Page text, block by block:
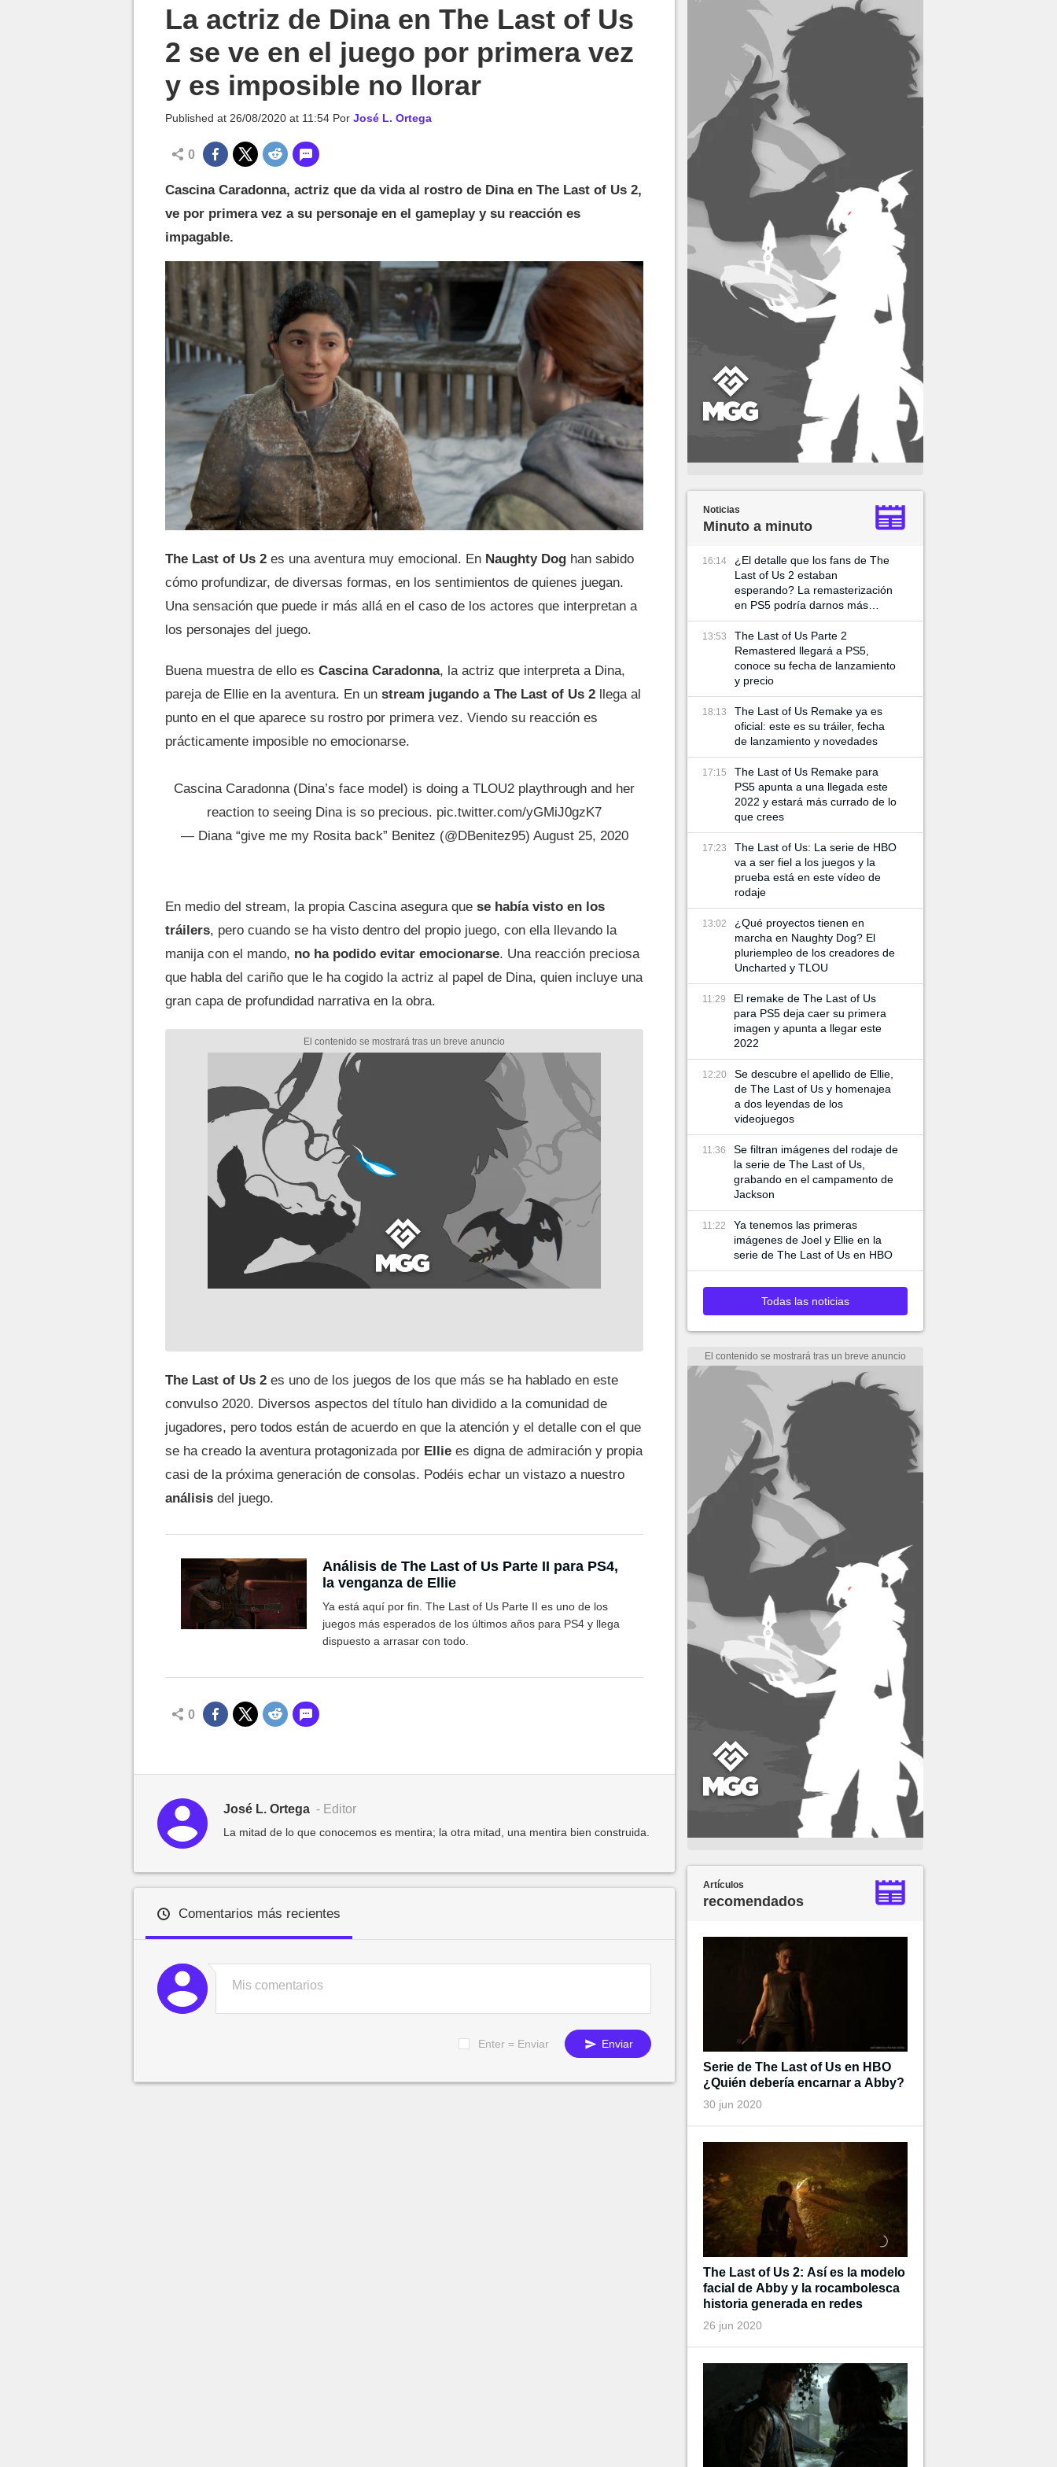
La actriz de Dina en The Last of Us
2 se ve en el juego por primera vez
y es imposible no llorar
Published at 26/08/2020 at 11:54 Por José L. Ortega
0
Cascina Caradonna, actriz que da vida al rostro de Dina en The Last of Us 2,
ve por primera vez a su personaje en el gameplay y su reacción es
impagable.
The Last of Us 2 es una aventura muy emocional. En Naughty Dog han sabido
cómo profundizar, de diversas formas, en los sentimientos de quienes juegan.
Una sensación que puede ir más allá en el caso de los actores que interpretan a
los personajes del juego.
Buena muestra de ello es Cascina Caradonna, la actriz que interpreta a Dina,
pareja de Ellie en la aventura. En un stream jugando a The Last of Us 2 llega al
punto en el que aparece su rostro por primera vez. Viendo su reacción es
prácticamente imposible no emocionarse.
Cascina Caradonna (Dina’s face model) is doing a TLOU2 playthrough and her
reaction to seeing Dina is so precious. pic.twitter.com/yGMiJ0gzK7
— Diana “give me my Rosita back” Benitez (@DBenitez95) August 25, 2020
En medio del stream, la propia Cascina asegura que se había visto en los
tráilers, pero cuando se ha visto dentro del propio juego, con ella llevando la
manija con el mando, no ha podido evitar emocionarse. Una reacción preciosa
que habla del cariño que le ha cogido la actriz al papel de Dina, quien incluye una
gran capa de profundidad narrativa en la obra.
The Last of Us 2 es uno de los juegos de los que más se ha hablado en este
convulso 2020. Diversos aspectos del título han dividido a la comunidad de
jugadores, pero todos están de acuerdo en que la atención y el detalle con el que
se ha creado la aventura protagonizada por Ellie es digna de admiración y propia
casi de la próxima generación de consolas. Podéis echar un vistazo a nuestro
análisis del juego.
Análisis de The Last of Us Parte II para PS4,
la venganza de Ellie
Ya está aquí por fin. The Last of Us Parte II es uno de los
juegos más esperados de los últimos años para PS4 y llega
dispuesto a arrasar con todo.
0
José L. Ortega - Editor
La mitad de lo que conocemos es mentira; la otra mitad, una mentira bien construida.
Comentarios más recientes
Enter = Enviar Enviar
Noticias
Minuto a minuto
16:14
¿El detalle que los fans de The
Last of Us 2 estaban
esperando? La remasterización
en PS5 podría darnos más
detalles sobre Ellie
13:53
The Last of Us Parte 2
Remastered llegará a PS5,
conoce su fecha de lanzamiento
y precio
18:13
The Last of Us Remake ya es
oficial: este es su tráiler, fecha
de lanzamiento y novedades
17:15
The Last of Us Remake para
PS5 apunta a una llegada este
2022 y estará más currado de lo
que crees
17:23
The Last of Us: La serie de HBO
va a ser fiel a los juegos y la
prueba está en este vídeo de
rodaje
13:02
¿Qué proyectos tienen en
marcha en Naughty Dog? El
pluriempleo de los creadores de
Uncharted y TLOU
11:29
El remake de The Last of Us
para PS5 deja caer su primera
imagen y apunta a llegar este
2022
12:20
Se descubre el apellido de Ellie,
de The Last of Us y homenajea
a dos leyendas de los
videojuegos
11:36
Se filtran imágenes del rodaje de
la serie de The Last of Us,
grabando en el campamento de
Jackson
11:22
Ya tenemos las primeras
imágenes de Joel y Ellie en la
serie de The Last of Us en HBO
Todas las noticias
Artículos
recomendados
Serie de The Last of Us en HBO
¿Quién debería encarnar a Abby?
30 jun 2020
The Last of Us 2: Así es la modelo
facial de Abby y la rocambolesca
historia generada en redes
26 jun 2020